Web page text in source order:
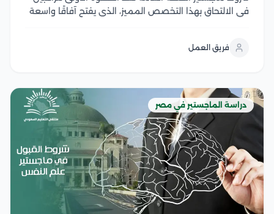
في الالتحاق بهذا التخصص المميز، الذي يفتح آفاقًا واسعة
البرنامج المناسب ومعرفة متطلبات القبول أمر ضروري...
فريق العمل
دراسة الماجستير في مصر